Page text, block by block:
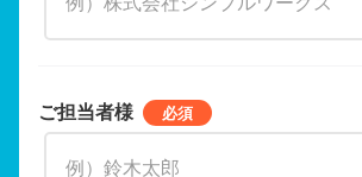
ご担当者様